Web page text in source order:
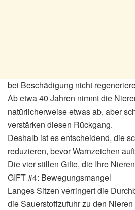
bei Beschädigung nicht
Ab etwa 40 Jahren nimmt die
natürlicherweise etwas ab, aber
verstärken diesen Rückgang.
Deshalb ist es entscheidend, die
reduzieren, bevor Warnzeichen
Die vier stillen Gifte, die Ihre
GIFT #4: Bewegungsmangel
Langes Sitzen verringert die
die Sauerstoffzufuhr zu den Nieren